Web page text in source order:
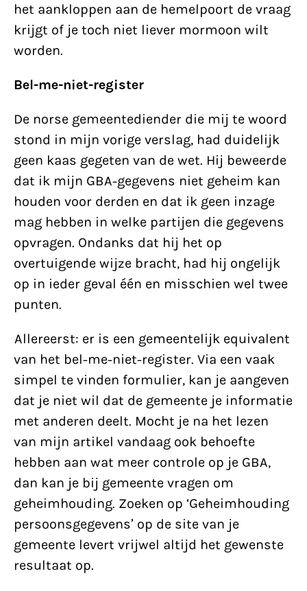
het aankloppen aan de hemelpoort de vraag
krijgt of je toch niet liever mormoon wilt
worden.
Bel-me-niet-register
De norse gemeentediender die mij te woord
stond in mijn vorige verslag, had duidelijk
geen kaas gegeten van de wet. Hij beweerde
dat ik mijn GBA-gegevens niet geheim kan
houden voor derden en dat ik geen inzage
mag hebben in welke partijen die gegevens
opvragen. Ondanks dat hij het op
overtuigende wijze bracht, had hij ongelijk
op in ieder geval één en misschien wel twee
punten.
Allereerst: er is een gemeentelijk equivalent
van het bel-me-niet-register. Via een vaak
simpel te vinden formulier, kan je aangeven
dat je niet wil dat de gemeente je informatie
met anderen deelt. Mocht je na het lezen
van mijn artikel vandaag ook behoefte
hebben aan wat meer controle op je GBA,
dan kan je bij gemeente vragen om
geheimhouding. Zoeken op ‘Geheimhouding
persoonsgegevens’ op de site van je
gemeente levert vrijwel altijd het gewenste
resultaat op.